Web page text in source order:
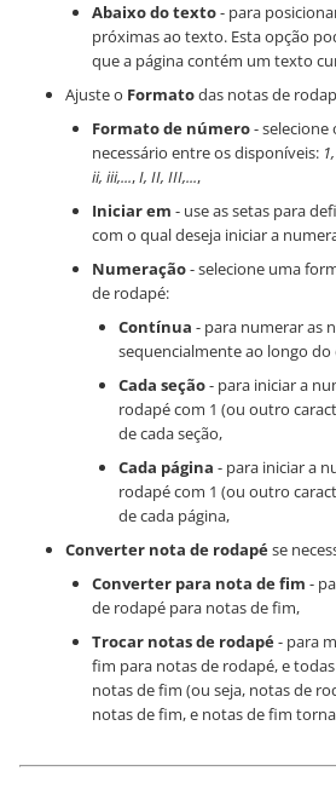
Abaixo do texto- para
próximas ao texto. Esta opção
que a página contém um texto
Ajuste o Formatodas notas de
Formato de número-
necessário entre os disponíveis:
ii, iii,...,I, II, III,...,
Iniciar em - use as setas para
com o qual deseja iniciar a
Numeração- selecione uma
de rodapé:
Contínua - para numerar as
sequencialmente ao longo
Cada seção- para iniciar a
rodapé com 1 (ou outro
de cada seção,
Cada página - para iniciar a
rodapé com 1 (ou outro
de cada página,
Converter nota de rodapése
Converter para nota de fim -
de rodapé para notas de fim,
Trocar notas de rodapé- para
fim para notas de rodapé, e
notas de fim (ou seja, notas de
notas de fim, e notas de fim